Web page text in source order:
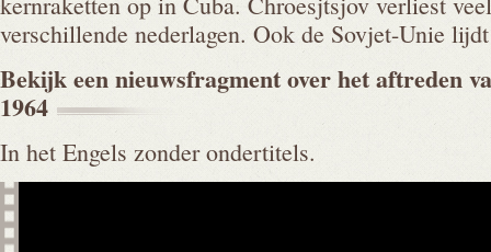
verschillende nederlagen. Ook de Sovjet-Unie
Bekijk een nieuwsfragment over het aftreden
1964
In het Engels zonder ondertitels.